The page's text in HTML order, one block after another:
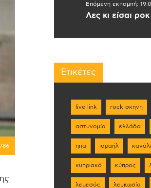
786
Επόμενη εκπομπή:
Λες κι είσαι ροκ
Ετικέτες
live link rock σκηνη
αστυνομία ελλάδα
ηπα ισραήλ
κυπριακό κύπρος
λεμεσός λευκωσία